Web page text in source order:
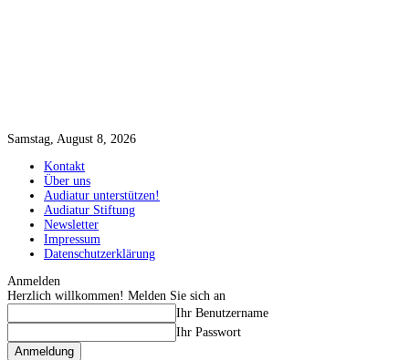
Samstag, August 8, 2026
Kontakt
Über uns
Audiatur unterstützen!
Audiatur Stiftung
Newsletter
Impressum
Datenschutzerklärung
Anmelden
Herzlich willkommen! Melden Sie sich an
Ihr Benutzername
Ihr Passwort